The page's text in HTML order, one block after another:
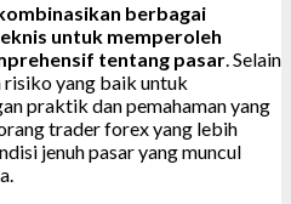
berbagai
untuk memperoleh
tentang pasar. Selain
risiko yang baik untuk
praktik dan pemahaman yang
trader forex yang lebih
jenuh pasar yang muncul